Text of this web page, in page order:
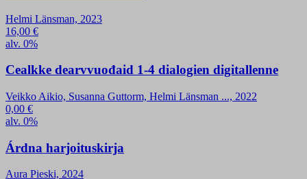
Helmi Länsman, 2023
16,00 €
alv. 0%
Cealkke dearvvuođaid 1-4 dialogien digitallenne
Veikko Aikio, Susanna Guttorm, Helmi Länsman ..., 2022
0,00 €
alv. 0%
Árdna harjoituskirja
Aura Pieski, 2024